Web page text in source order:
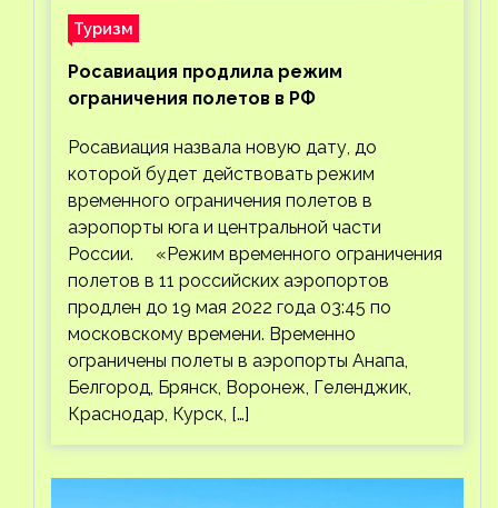
Туризм
Росавиация продлила режим
ограничения полетов в РФ
Росавиация назвала новую дату, до
которой будет действовать режим
временного ограничения полетов в
аэропорты юга и центральной части
России. «Режим временного ограничения
полетов в 11 российских аэропортов
продлен до 19 мая 2022 года 03:45 по
московскому времени. Временно
ограничены полеты в аэропорты Анапа,
Белгород, Брянск, Воронеж, Геленджик,
Краснодар, Курск, […]